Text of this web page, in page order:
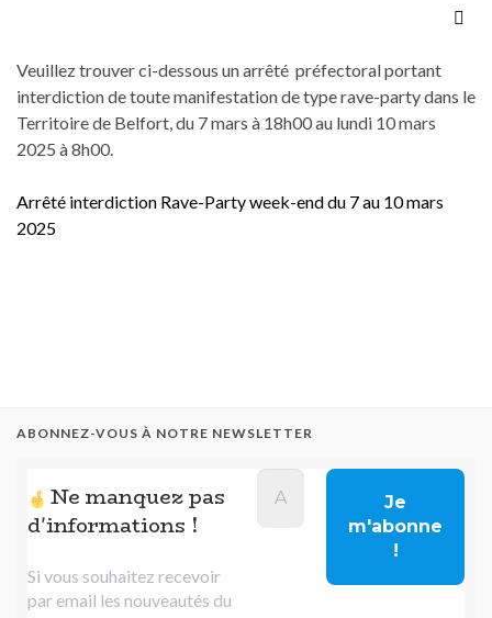
Veuillez trouver ci-dessous un arrêté préfectoral portant
interdiction de toute manifestation de type rave-party dans le
Territoire de Belfort, du 7 mars à 18h00 au lundi 10 mars
2025 à 8h00.
Arrêté interdiction Rave-Party week-end du 7 au 10 mars
2025
ABONNEZ-VOUS À NOTRE NEWSLETTER
Ne manquez pas
d'informations !
Si vous souhaitez recevoir
par email les nouveautés du